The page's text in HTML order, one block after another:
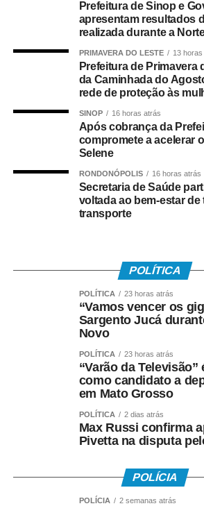
O retorno das atividades marca o
período de deliberações no
continuidade da apreciação de
voltados ao desenvolvimento de
WhatsApp
Facebook
Twitter
Prefeitura de Sinop e
apresentam resultados
realizada durante a
PRIMAVERA DO LESTE 13
Prefeitura de Primavera
da Caminhada do
rede de proteção às
SINOP 16 horas atrás
Após cobrança da
compromete a acelerar
Selene
RONDONÓPOLIS 16 horas atrás
Secretaria de Saúde
voltada ao bem-estar
transporte
POLÍTICA
POLÍTICA 23 horas atrás
“Vamos vencer os
Sargento Jucá
Novo
POLÍTICA 23 horas atrás
“Varão da
como candidato a
em Mato Grosso
POLÍTICA 2 dias atrás
Max Russi confirma
Pivetta na disputa
POLÍCIA
POLÍCIA 2 semanas atrás